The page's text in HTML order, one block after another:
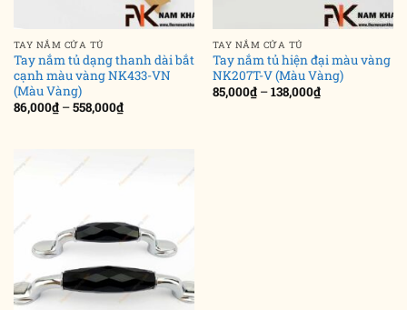
TAY NẮM CỬA TỦ
Tay nắm tủ dạng thanh dài bắt
cạnh màu vàng NK433-VN
(Màu Vàng)
86,000₫ –558,000₫Khoảng
giá:
558,000₫
TAY NẮM CỬA TỦ
Tay nắm tủ hiện đại màu vàng
NK207T-V (Màu Vàng)
85,000₫ –138,000₫Khoảng
giá: